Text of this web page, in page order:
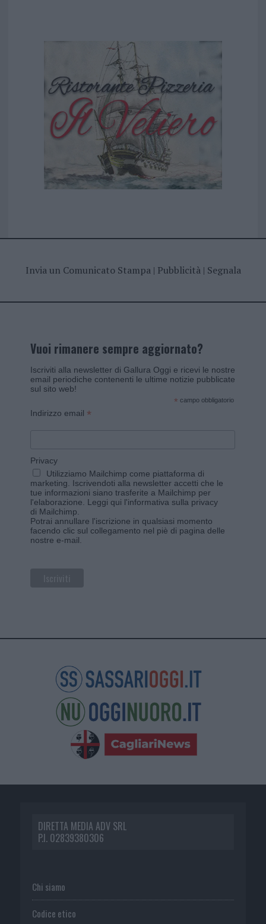
Invia un Comunicato Stampa| Pubblicità| Segnala
Vuoi rimanere sempre aggiornato?
Iscriviti alla newsletter di Gallura Oggi e ricevi le nostre
email periodiche contenenti le ultime notizie pubblicate
sul sito web!
* campo obbligatorio
Indirizzo email *
Privacy
Utilizziamo Mailchimp come piattaforma di
marketing. Iscrivendoti alla newsletter accetti che le
tue informazioni siano trasferite a Mailchimp per
l'elaborazione. Leggi qui l'informativa sulla privacy
di Mailchimp
Potrai annullare l'iscrizione in qualsiasi momento
facendo clic sul collegamento nel piè di pagina delle
nostre e-mail.
DIRETTA MEDIA ADV SRL
P.I. 02839380306
Chi siamo
Codice etico